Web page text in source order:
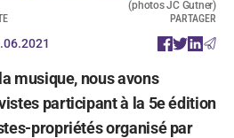
(photos JC Gutner)
PARTAGER
musique, nous avons
participant à la 5e édition
propriétés organisé par